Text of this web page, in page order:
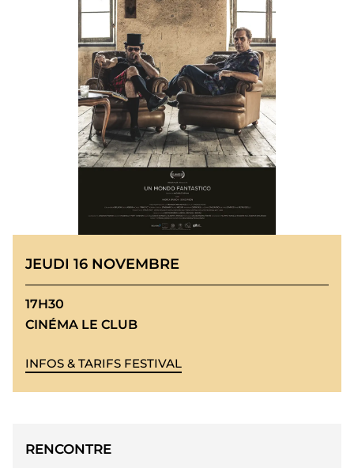
JEUDI 16 NOVEMBRE
17H30
CINÉMA LE CLUB
INFOS & TARIFS FESTIVAL
RENCONTRE